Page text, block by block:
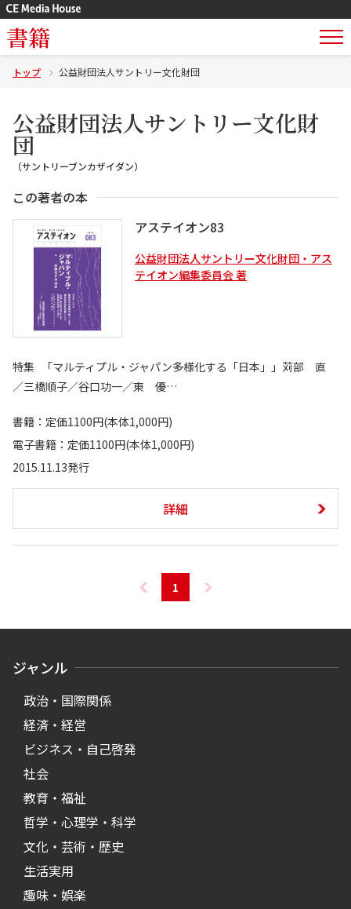
書籍
トップ 公益財団法人サントリー文化財団
公益財団法人サントリー文化財
団
（サントリーブンカザイダン）
この著者の本
アステイオン83
公益財団法人サントリー文化財団・アス
テイオン編集委員会 著
特集 「マルティプル・ジャパン――多様化する「日本」」苅部 直
／三橋順子／谷口功一／東 優…
書籍：定価1100円(本体1,000円)
電子書籍：定価1100円(本体1,000円)
2015.11.13発行
詳細
1
ジャンル
政治・国際関係
経済・経営
ビジネス・自己啓発
社会
教育・福祉
哲学・心理学・科学
文化・芸術・歴史
生活実用
趣味・娯楽